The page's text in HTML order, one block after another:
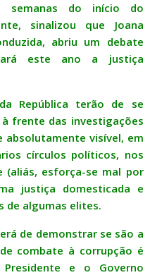
semanas do início do
sinalizou que Joana
abriu um debate
este ano a justiça
República terão de se
frente das investigações
absolutamente visível, em
círculos políticos, nos
(aliás, esforça-se mal por
justiça domesticada e
de algumas elites.
de demonstrar se são a
combate à corrupção é
e o Governo